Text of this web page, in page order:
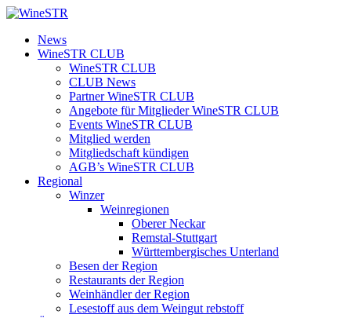
Zum
springen
WineSTR
News
WineSTR CLUB
WineSTR CLUB
CLUB News
Partner WineSTR CLUB
Angebote für Mitglieder WineSTR CLUB
Events WineSTR CLUB
Mitglied werden
Mitgliedschaft kündigen
AGB’s WineSTR CLUB
Regional
Winzer
Weinregionen
Oberer Neckar
Remstal-Stuttgart
Württembergisches Unterland
Besen der Region
Restaurants der Region
Weinhändler der Region
Lesestoff aus dem Weingut rebstoff